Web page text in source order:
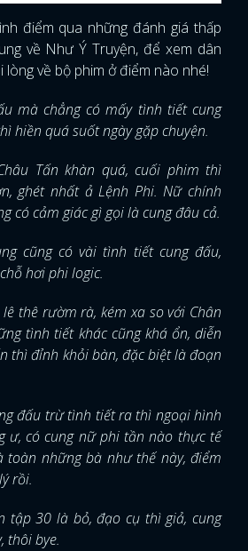
điểm qua những đánh giá thấp
về Như Ý Truyện, để xem dân
lòng về bộ phim ở điểm nào nhé!
mà chẳng có mấy tình tiết cung
hiền quá suốt ngày gặp chuyện.
Tấn khàn quá, cuối phim thì
ghét nhất ả Lệnh Phi. Nữ chính
có cảm giác gì gọi là cung đâu cả.
cũng có vài tình tiết cung đấu,
hơi phi logic.
thê rườm rà, kém xa so với Chân
tình tiết khác cũng khá ổn, diễn
thì đỉnh khỏi bàn, đặc biệt là đoạn
đấu trừ tình tiết ra thì ngoại hình
ư, có cung nữ phi tần nào thực tế
toàn những bà như thế này, điểm
rồi.
tập 30 là bỏ, đạo cụ thì giả, cung
thôi bye.